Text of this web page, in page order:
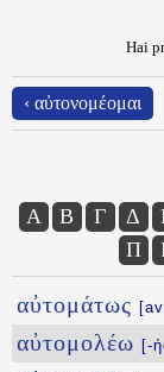
Hai
‹ αὐτονομέομαι
Α Β Γ Δ
Π
αὐτομάτως
αὐτομολέω [-